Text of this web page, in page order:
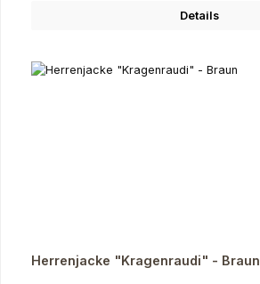
Details
Herrenjacke "Kragenraudi" - Braun